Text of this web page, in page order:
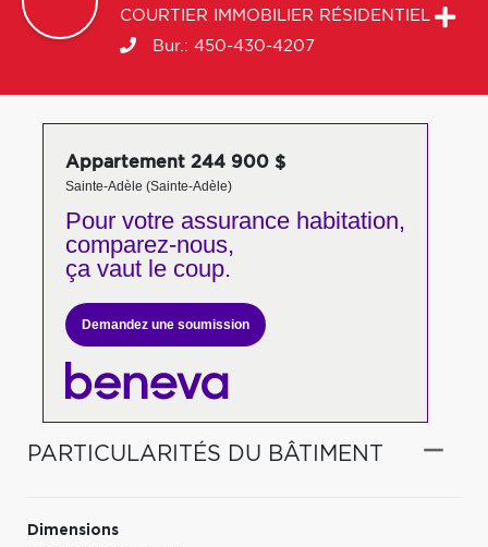
COURTIER IMMOBILIER RÉSIDENTIEL
Bur.: 450-430-4207
Appartement 244 900 $
Sainte-Adèle (Sainte-Adèle)
Pour votreassurance habitation,
comparez-nous,
ça vaut le coup.
Demandez une soumission
PARTICULARITÉS DU BÂTIMENT
Dimensions